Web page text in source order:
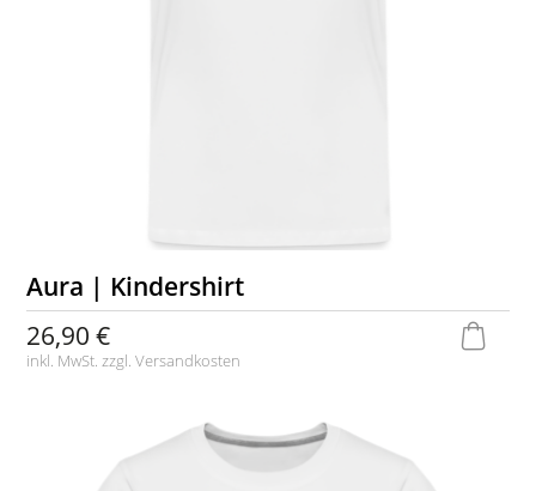
Aura | Kindershirt
26,90 €
inkl. MwSt. zzgl.Versandkosten